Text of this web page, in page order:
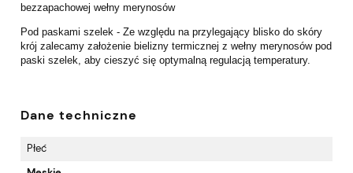
bezzapachowej wełny merynosów
Pod paskami szelek - Ze względu na przylegający blisko do skóry
krój zalecamy założenie bielizny termicznej z wełny merynosów pod
paski szelek, aby cieszyć się optymalną regulacją temperatury.
Dane techniczne
Płeć